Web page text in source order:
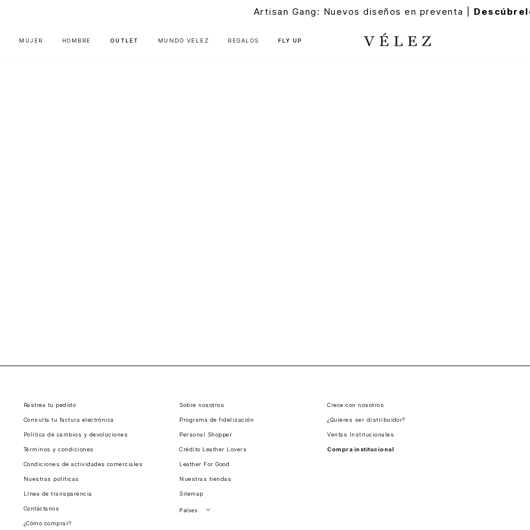
Artisan Gang: Nuevos diseños en preventa |
MUJER HOMBRE OUTLET MUNDO VÉLEZ REGALOS FLY UP
Rastrea tu pedido
Consulta tu factura electrónica
Política de cambios y devoluciones
Términos y condiciones
Condiciones de actividades comerciales
Nuestras políticas
Línea de transparencia
Contáctanos
¿Cómo comprar?
Sobre nosotros
Programa de fidelización
Personal Shopper
Crédito Leather Lovers
Leather For Good
Nuestras tiendas
Sitemap
Países
Crece con nosotros
¿Quieres ser distribuidor?
Ventas Institucionales
Compra institucional